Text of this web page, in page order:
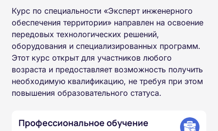
Курс по специальности «Эксперт инженерного
обеспечения территории» направлен на освоение
передовых технологических решений,
оборудования и специализированных программ.
Этот курс открыт для участников любого
возраста и предоставляет возможность получить
необходимую квалификацию, не требуя при этом
повышения образовательного статуса.
Профессиональное обучение